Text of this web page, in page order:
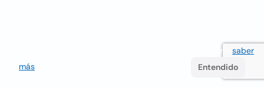
Utilizamos cookies para mejorar la experiencia del usuario saber
más
Entendido